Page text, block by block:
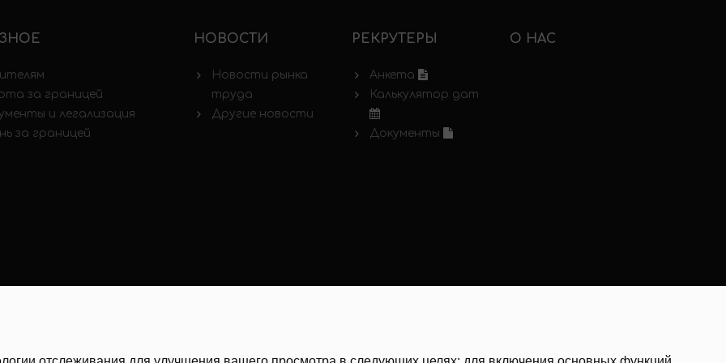
за границей
и легализация
за границей
НОВОСТИ
Новости рынка
труда
Другие новости
РЕКРУТЕРЫ
Анкета
Калькулятор дат
Документы
О НАС